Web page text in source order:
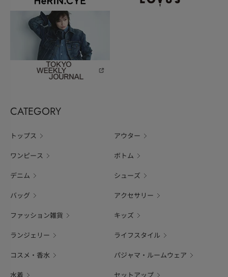
CATEGORY
トップス アウター
ワンピース ボトム
デニム シューズ
バッグ アクセサリー
ファッション雑貨 キッズ
ランジェリー ライフスタイル
コスメ・香水 パジャマ・ルームウェア
水着 セットアップ